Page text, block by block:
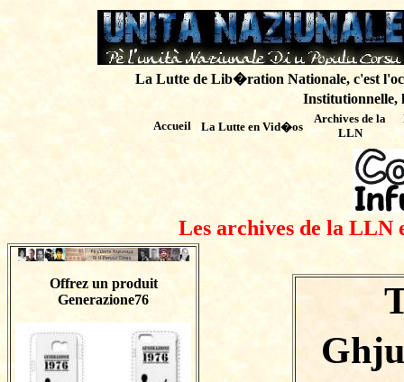
La Lutte de Lib�ration Nationale, c'est
Institutionnelle,
Accueil La Lutte en Vid�os
Archives de la
LLN
Les archives de la LLN
Offrez un produit
Generazione76